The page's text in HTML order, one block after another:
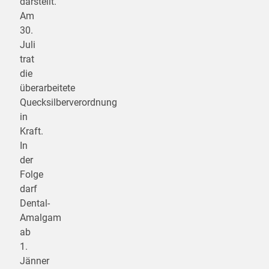
Am
30.
Juli
trat
die
überarbeitete
Quecksilberverordnung
in
Kraft.
In
der
Folge
darf
Dental-
Amalgam
ab
1.
Jänner